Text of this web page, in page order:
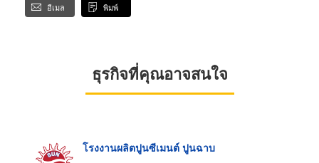
อีเมล พิมพ์
ธุรกิจที่คุณอาจสนใจ
โรงงานผลิตปูนซีเมนต์ ปูนฉาบ